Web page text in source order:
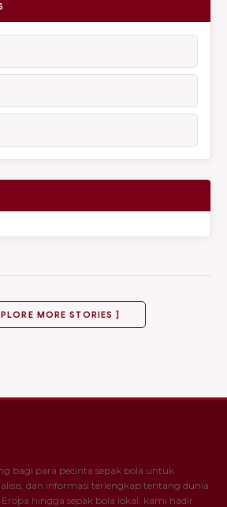
MORE STORIES ]
bagi para pecinta sepak bola untuk
dan informasi terlengkap tentang dunia
hingga sepak bola lokal, kami hadir